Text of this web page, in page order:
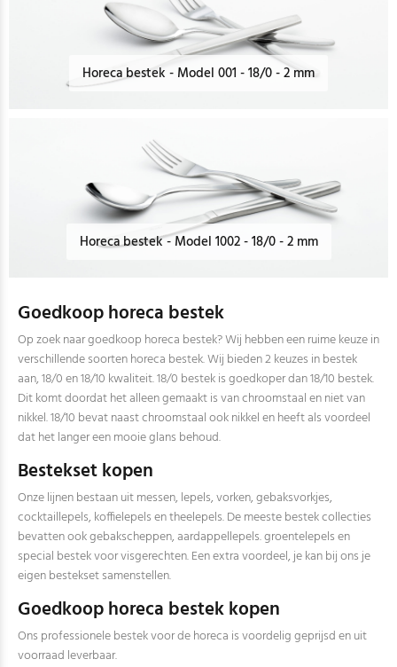
Horeca bestek - Model 001 - 18/0 - 2 mm
Horeca bestek - Model 1002 - 18/0 - 2 mm
Goedkoop horeca bestek
Op zoek naar goedkoop horeca bestek? Wij hebben een ruime keuze in
verschillende soorten horeca bestek. Wij bieden 2 keuzes in bestek
aan, 18/0 en 18/10 kwaliteit. 18/0 bestek is goedkoper dan 18/10 bestek.
Dit komt doordat het alleen gemaakt is van chroomstaal en niet van
nikkel. 18/10 bevat naast chroomstaal ook nikkel en heeft als voordeel
dat het langer een mooie glans behoud.
Bestekset kopen
Onze lijnen bestaan uit messen, lepels, vorken, gebaksvorkjes,
cocktaillepels, koffielepels en theelepels. De meeste bestek collecties
bevatten ook gebakscheppen, aardappellepels. groentelepels en
special bestek voor visgerechten. Een extra voordeel, je kan bij ons je
eigen bestekset samenstellen.
Goedkoop horeca bestek kopen
Ons professionele bestek voor de horeca is voordelig geprijsd en uit
voorraad leverbaar.